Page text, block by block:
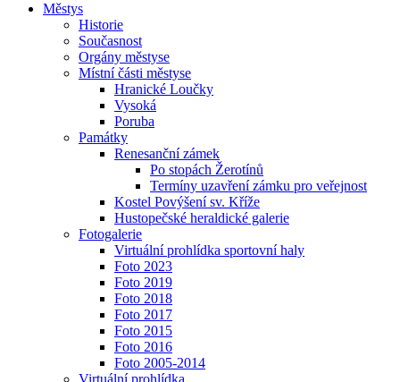
Městys
Historie
Současnost
Orgány městyse
Místní části městyse
Hranické Loučky
Vysoká
Poruba
Památky
Renesanční zámek
Po stopách Žerotínů
Termíny uzavření zámku pro veřejnost
Kostel Povýšení sv. Kříže
Hustopečské heraldické galerie
Fotogalerie
Virtuální prohlídka sportovní haly
Foto 2023
Foto 2019
Foto 2018
Foto 2017
Foto 2015
Foto 2016
Foto 2005-2014
Virtuální prohlídka